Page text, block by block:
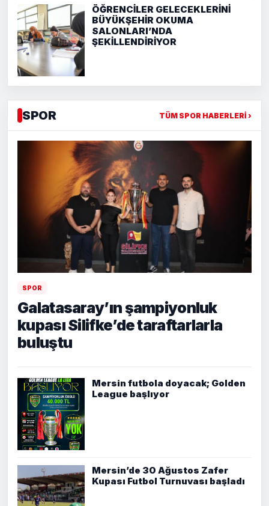
ÖĞRENCİLER GELECEKLERİNİ
BÜYÜKŞEHİR OKUMA
SALONLARI’NDA
ŞEKİLLENDİRİYOR
SPOR TÜM SPOR HABERLERİ ›
SPOR
Galatasaray’ın şampiyonluk
kupası Silifke’de taraftarlarla
buluştu
Mersin futbola doyacak; Golden
League başlıyor
Mersin’de 30 Ağustos Zafer
Kupası Futbol Turnuvası başladı